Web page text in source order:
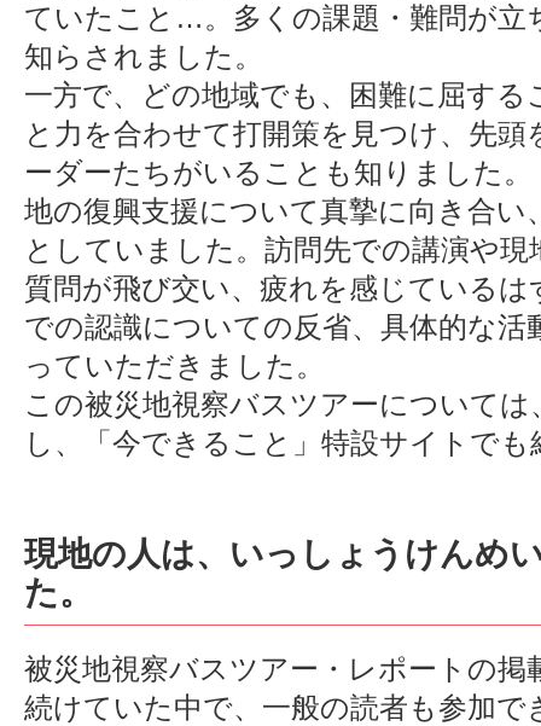
ていたこと…。多くの課題・難問が立
知らされました。
一方で、どの地域でも、困難に屈す
と力を合わせて打開策を見つけ、先
ーダーたちがいることも知りました
地の復興支援について真摯に向き合い
としていました。訪問先での講演や
質問が飛び交い、疲れを感じている
での認識についての反省、具体的な活
っていただきました。
この被災地視察バスツアーについては
し、「今できること」特設サイトで
現地の人は、いっしょうけんめ
た。
被災地視察バスツアー・レポートの掲
続けていた中で、一般の読者も参加で